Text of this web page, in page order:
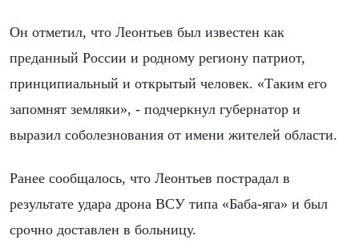
Он отметил, что Леонтьев был известен как
преданный России и родному региону патриот,
принципиальный и открытый человек. «Таким его
запомнят земляки», - подчеркнул губернатор и
выразил соболезнования от имени жителей области.
Ранее сообщалось, что Леонтьев пострадал в
результате удара дрона ВСУ типа «Баба-яга» и был
срочно доставлен в больницу.